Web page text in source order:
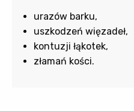
urazów barku,
uszkodzeń więzadeł,
kontuzji łąkotek,
złamań kości.